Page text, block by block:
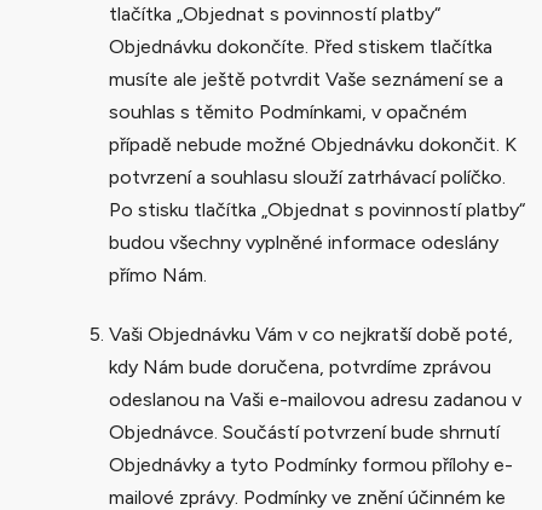
tlačítka „Objednat s povinností platby“
Objednávku dokončíte. Před stiskem tlačítka
musíte ale ještě potvrdit Vaše seznámení se a
souhlas s těmito Podmínkami, v opačném
případě nebude možné Objednávku dokončit. K
potvrzení a souhlasu slouží zatrhávací políčko.
Po stisku tlačítka „Objednat s povinností platby“
budou všechny vyplněné informace odeslány
přímo Nám.
Vaši Objednávku Vám v co nejkratší době poté,
kdy Nám bude doručena, potvrdíme zprávou
odeslanou na Vaši e-mailovou adresu zadanou v
Objednávce. Součástí potvrzení bude shrnutí
Objednávky a tyto Podmínky formou přílohy e-
mailové zprávy. Podmínky ve znění účinném ke